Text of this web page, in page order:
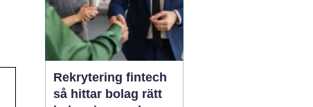
Rekrytering fintech
så hittar bolag rätt